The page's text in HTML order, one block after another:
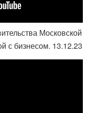
Московской
с бизнесом. 13.12.23